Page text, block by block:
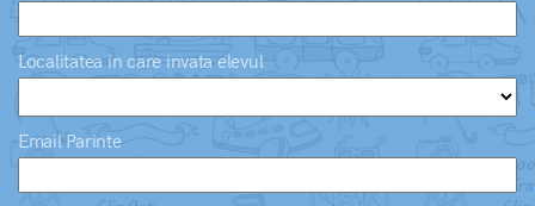
Localitatea in care invata elevul
Email Parinte